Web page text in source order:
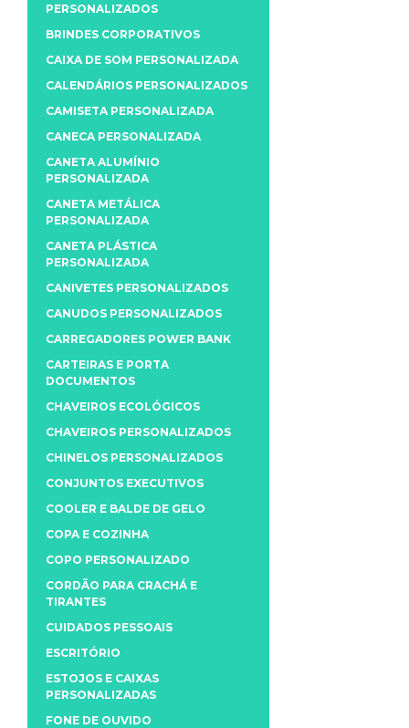
PERSONALIZADOS
BRINDES CORPORATIVOS
CAIXA DE SOM PERSONALIZADA
CALENDÁRIOS PERSONALIZADOS
CAMISETA PERSONALIZADA
CANECA PERSONALIZADA
CANETA ALUMÍNIO
PERSONALIZADA
CANETA METÁLICA
PERSONALIZADA
CANETA PLÁSTICA
PERSONALIZADA
CANIVETES PERSONALIZADOS
CANUDOS PERSONALIZADOS
CARREGADORES POWER BANK
CARTEIRAS E PORTA
DOCUMENTOS
CHAVEIROS ECOLÓGICOS
CHAVEIROS PERSONALIZADOS
CHINELOS PERSONALIZADOS
CONJUNTOS EXECUTIVOS
COOLER E BALDE DE GELO
COPA E COZINHA
COPO PERSONALIZADO
CORDÃO PARA CRACHÁ E
TIRANTES
CUIDADOS PESSOAIS
ESCRITÓRIO
ESTOJOS E CAIXAS
PERSONALIZADAS
FONE DE OUVIDO